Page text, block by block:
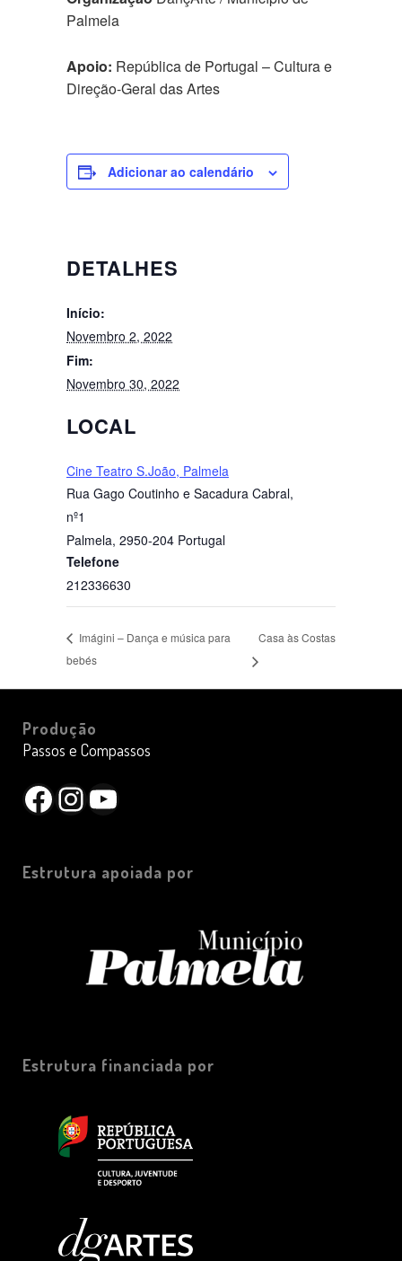
Palmela
Apoio: República de Portugal – Cultura e
Direção-Geral das Artes
Adicionar ao calendário
DETALHES
Início:
Novembro 2, 2022
Fim:
Novembro 30, 2022
LOCAL
Cine Teatro S.João, Palmela
Rua Gago Coutinho e Sacadura Cabral,
nº1
Palmela, 2950-204 Portugal
Telefone
212336630
Imágini – Dança e música para
bebés
Casa às Costas
Produção
Passos e Compassos
Facebook
Instagram
YouTube
Estrutura apoiada por
Estrutura financiada por